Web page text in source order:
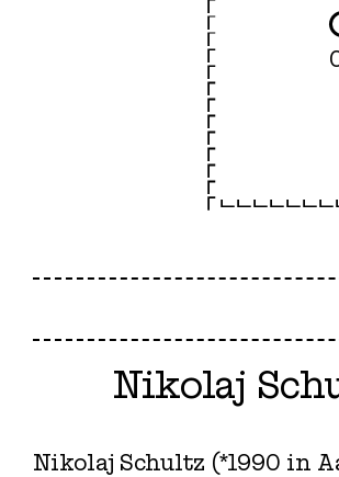
Nikolaj
Nikolaj Schultz (*1990 in